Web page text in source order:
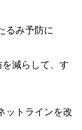
るみ予防に
減らして、す
ットラインを改